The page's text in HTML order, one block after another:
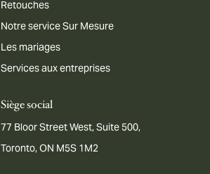
Retouches
Notre service Sur Mesure
Les mariages
Services aux entreprises
Siège social
77 Bloor Street West, Suite 500,
Toronto, ON M5S 1M2